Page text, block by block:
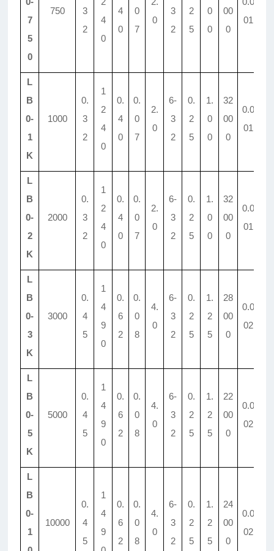
7
5
0
750
3
2
4
0
4
0
0
7
0
3
2
2
5
0
0
00
0
01
L
B
0-
1
K
1000
0.
3
2
1
2
4
0
0.
4
0
0.
0
7
2.
0
6-
3
2
0.
2
5
1.
0
0
32
00
0
0.0
01
L
B
0-
2
K
2000
0.
3
2
1
2
4
0
0.
4
0
0.
0
7
2.
0
6-
3
2
0.
2
5
1.
0
0
32
00
0
0.0
01
L
B
0-
3
K
3000
0.
4
5
1
4
9
0
0.
6
2
0.
0
8
4.
0
6-
3
2
0.
2
5
1.
2
5
28
00
0
0.0
02
L
B
0-
5
K
5000
0.
4
5
1
4
9
0
0.
6
2
0.
0
8
4.
0
6-
3
2
0.
2
5
1.
2
5
22
00
0
0.0
02
L
B
0-
1
10000
0.
4
5
1
4
9
0.
6
2
0.
0
8
4.
0
6-
3
2
0.
2
5
1.
2
5
24
00
0
0.0
02